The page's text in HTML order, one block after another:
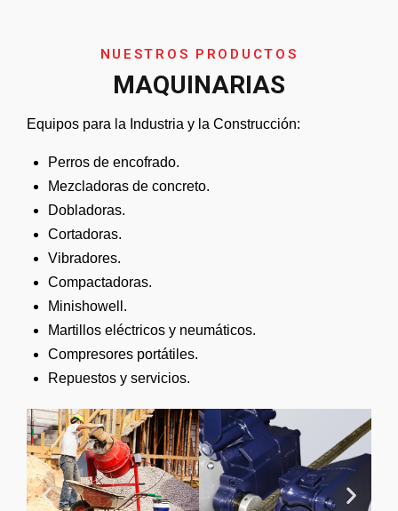
NUESTROS PRODUCTOS
MAQUINARIAS
Equipos para la Industria y la Construcción:
Perros de encofrado.
Mezcladoras de concreto.
Dobladoras.
Cortadoras.
Vibradores.
Compactadoras.
Minishowell.
Martillos eléctricos y neumáticos.
Compresores portátiles.
Repuestos y servicios.